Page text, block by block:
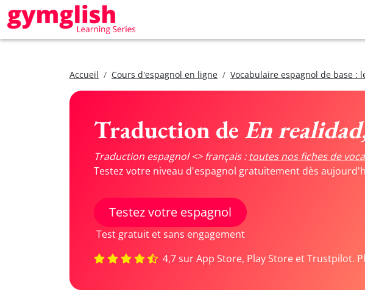
Accueil Cours d'espagnol en ligne Vocabulaire espagnol de base :
Traduction de En
Traduction espagnol <> français : toutes nos fiches de
Testez votre niveau d'espagnol gratuitement dès
Testez votre espagnol
Test gratuit et sans engagement
4,7 sur App Store, Play Store et Trustpilot.